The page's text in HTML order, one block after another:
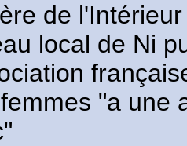
de
local de Ni
"a une